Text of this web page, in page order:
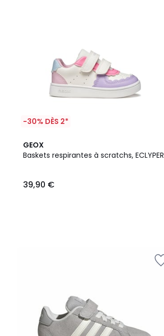
-30% DÈS 2*
GEOX
Baskets respirantes à scratchs, ECLYPER
39,90 €